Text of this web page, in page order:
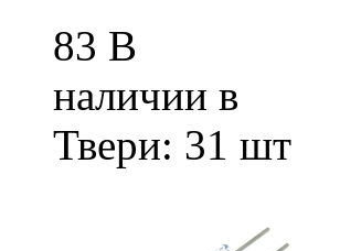
83 В
наличии в
Твери: 31 шт